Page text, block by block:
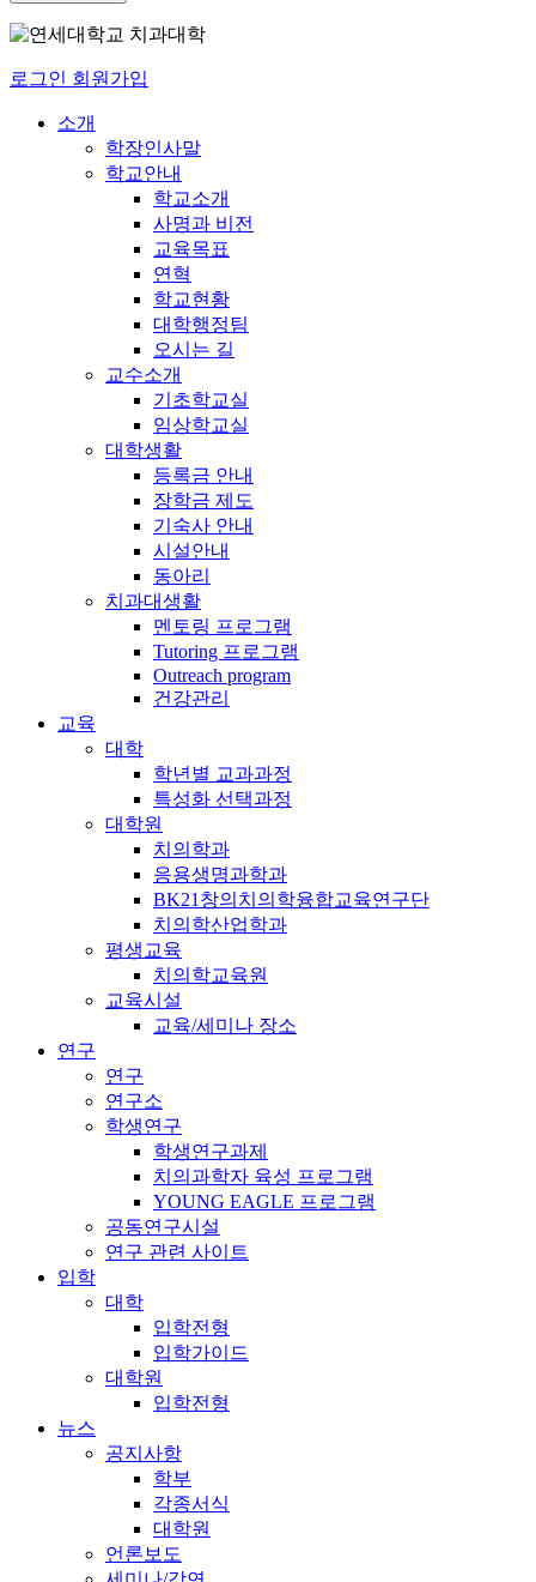
로그인 회원가입
소개
학장인사말
학교안내
학교소개
사명과 비전
교육목표
연혁
학교현황
대학행정팀
오시는 길
교수소개
기초학교실
임상학교실
대학생활
등록금 안내
장학금 제도
기숙사 안내
시설안내
동아리
치과대생활
멘토링 프로그램
Tutoring 프로그램
Outreach program
건강관리
교육
대학
학년별 교과과정
특성화 선택과정
대학원
치의학과
응용생명과학과
BK21창의치의학융합교육연구단
치의학산업학과
평생교육
치의학교육원
교육시설
교육/세미나 장소
연구
연구
연구소
학생연구
학생연구과제
치의과학자 육성 프로그램
YOUNG EAGLE 프로그램
공동연구시설
연구 관련 사이트
입학
대학
입학전형
입학가이드
대학원
입학전형
뉴스
공지사항
학부
각종서식
대학원
언론보도